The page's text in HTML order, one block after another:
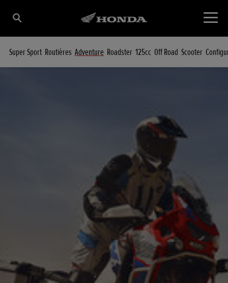
Super Sport Routières Adventure Roadster 125cc Off Road Scooter